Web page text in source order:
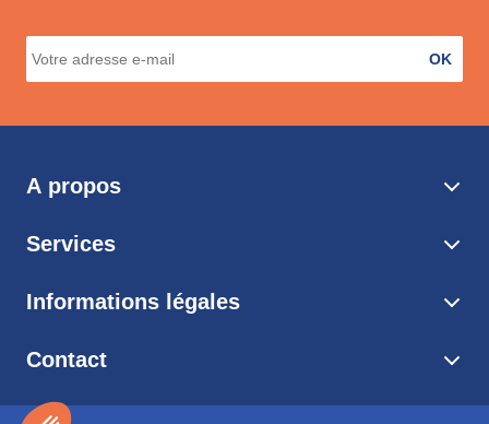
OK
A propos
Services
Informations légales
Contact